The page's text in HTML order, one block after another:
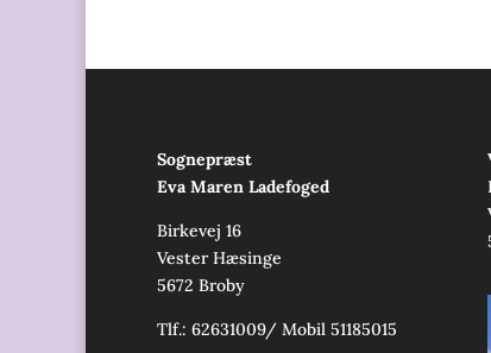
Sognepræst
Eva Maren Ladefoged
Birkevej 16
Vester Hæsinge
5672 Broby
Tlf.: 62631009/ Mobil 51185015